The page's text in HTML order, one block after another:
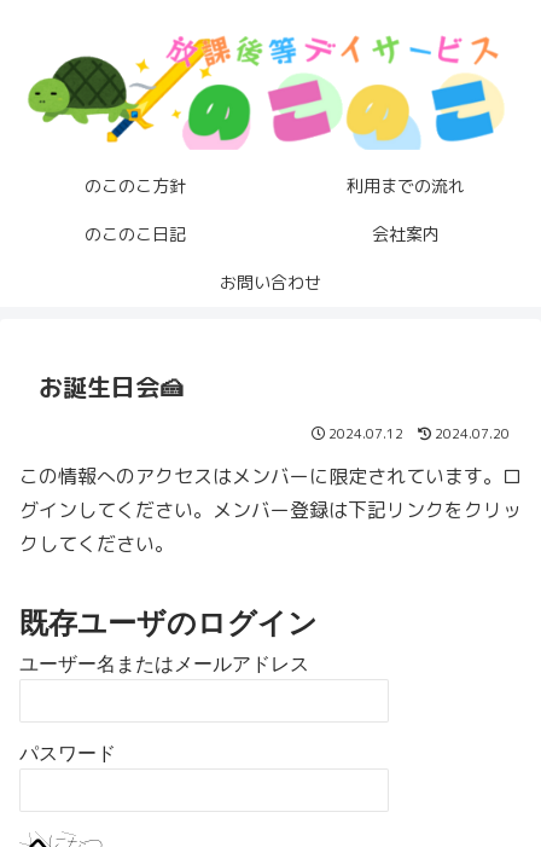
のこのこ方針 利用までの流れ
のこのこ日記 会社案内
お問い合わせ
お誕生日会🍰
2024.07.12 2024.07.20
この情報へのアクセスはメンバーに限定されています。ロ
グインしてください。メンバー登録は下記リンクをクリッ
クしてください。
既存ユーザのログイン
ユーザー名またはメールアドレス
パスワード